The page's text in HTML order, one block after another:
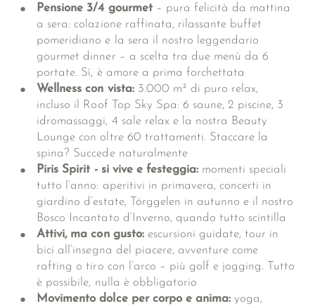
Pensione 3/4 gourmet– pura felicità da mattina
a sera: colazione raffinata, rilassante buffet
pomeridiano e la sera il nostro leggendario
gourmet dinner – a scelta tra due menù da 6
portate. Sì, è amore a prima forchettata
Wellness con vista: 3.000 m² di puro relax,
incluso il Roof Top Sky Spa: 6 saune, 2 piscine, 3
idromassaggi, 4 sale relax e la nostra Beauty
Lounge con oltre 60 trattamenti. Staccare la
spina? Succede naturalmente
Piris Spirit - si vive e festeggia: momenti speciali
tutto l’anno: aperitivi in primavera, concerti in
giardino d’estate, Törggelen in autunno e il nostro
Bosco Incantato d’Inverno, quando tutto scintilla
Attivi, ma con gusto: escursioni guidate, tour in
bici all’insegna del piacere, avventure come
rafting o tiro con l’arco – più golf e jogging. Tutto
è possibile, nulla è obbligatorio
Movimento dolce per corpo e anima:yoga,